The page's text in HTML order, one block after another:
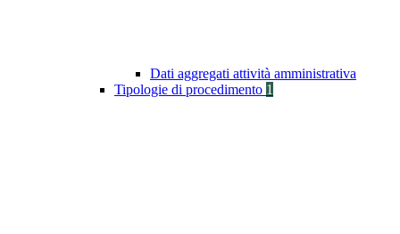
Dati aggregati attività amministrativa
Tipologie di procedimento 1